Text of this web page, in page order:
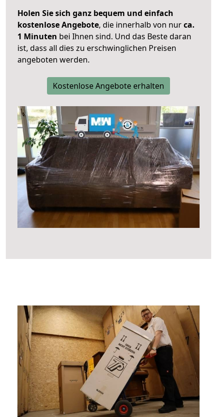
Holen Sie sich ganz bequem und einfach
kostenlose Angebote, die innerhalb von nurca.
1 Minuten bei Ihnen sind. Und das Beste daran
ist, dass all dies zu erschwinglichen Preisen
angeboten werden.
Kostenlose Angebote erhalten